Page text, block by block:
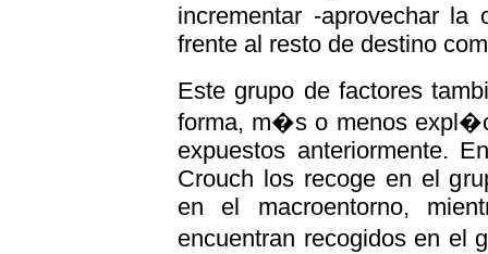
incrementar -aprovechar
frente al resto de destino
Este grupo de factores
forma, m�s o menos
expuestos anteriormente.
Crouch los recoge en el
en el macroentorno,
encuentran recogidos en el